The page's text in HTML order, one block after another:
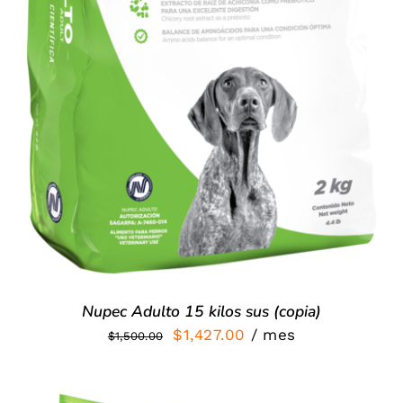
Nupec Adulto 15 kilos sus (copia)
$1,500.00
El
$1,427.00 El
/ mes